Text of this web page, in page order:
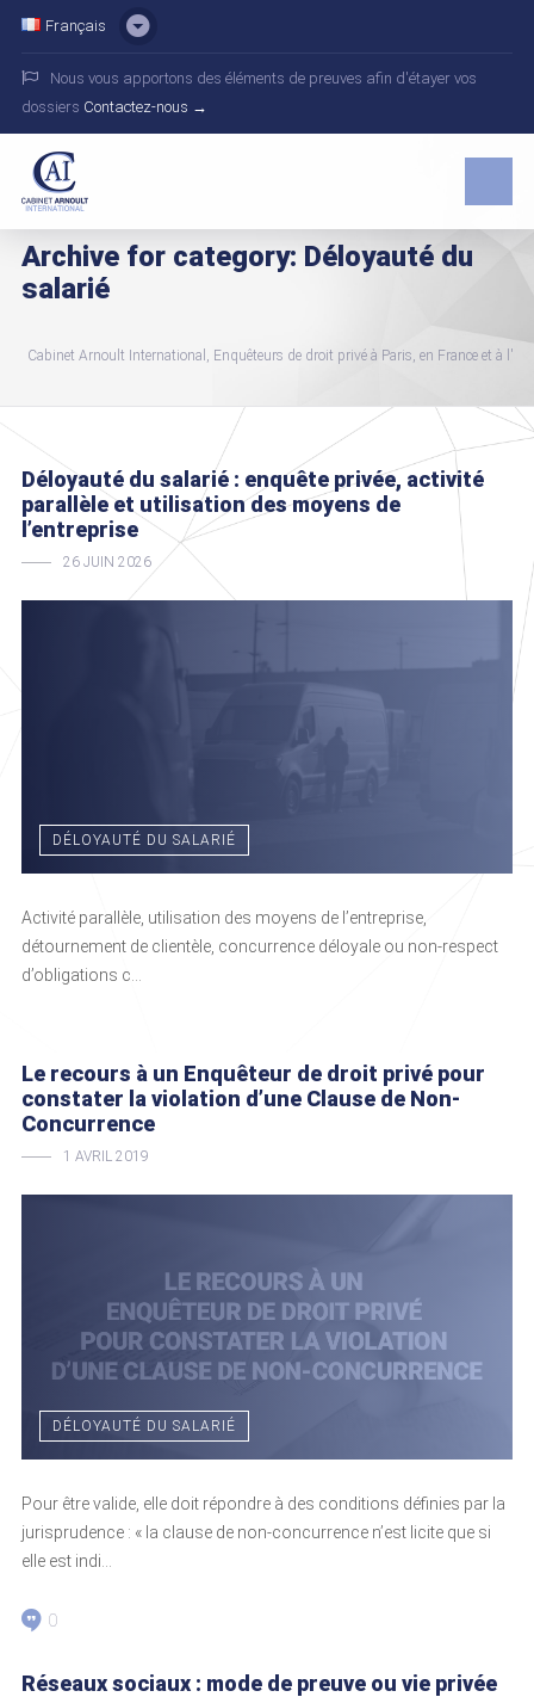
Français
Nous vous apportons des éléments de preuves afin d'étayer vos
dossiers Contactez-nous →
Archive for category: Déloyauté du
salarié
Cabinet Arnoult International, Enquêteurs de droit privé à Paris, en France et à
Déloyauté du salarié : enquête privée, activité
parallèle et utilisation des moyens de
l’entreprise
26 JUIN 2026
DÉLOYAUTÉ DU SALARIÉ
Activité parallèle, utilisation des moyens de l’entreprise,
détournement de clientèle, concurrence déloyale ou non-respect
d’obligations c...
Le recours à un Enquêteur de droit privé pour
constater la violation d’une Clause de Non-
Concurrence
1 AVRIL 2019
DÉLOYAUTÉ DU SALARIÉ
Pour être valide, elle doit répondre à des conditions définies par la
jurisprudence : « la clause de non-concurrence n’est licite que si
elle est indi...
0
Réseaux sociaux : mode de preuve ou vie privée